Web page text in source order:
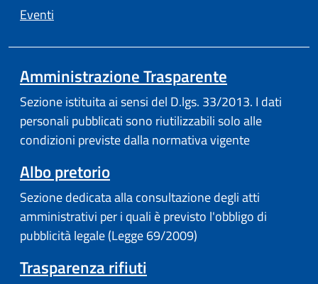
Eventi
Amministrazione Trasparente
Sezione istituita ai sensi del D.lgs. 33/2013. I dati
personali pubblicati sono riutilizzabili solo alle
condizioni previste dalla normativa vigente
Albo pretorio
Sezione dedicata alla consultazione degli atti
amministrativi per i quali è previsto l'obbligo di
pubblicità legale (Legge 69/2009)
Trasparenza rifiuti